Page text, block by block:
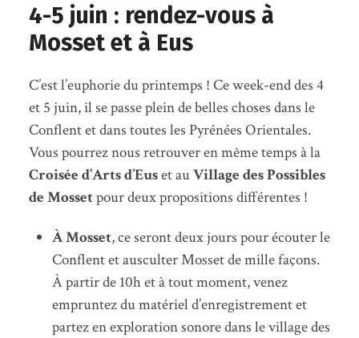
4-5 juin : rendez-vous à
Mosset et à Eus
C’est l’euphorie du printemps ! Ce week-end des 4
et 5 juin, il se passe plein de belles choses dans le
Conflent et dans toutes les Pyrénées Orientales.
Vous pourrez nous retrouver en même temps à la
Croisée d’Arts d’Euset auVillage des Possibles
de Mosset pour deux propositions différentes !
À Mosset, ce seront deux jours pour écouter le
Conflent et ausculter Mosset de mille façons.
À partir de 10h et à tout moment, venez
empruntez du matériel d’enregistrement et
partez en exploration sonore dans le village des